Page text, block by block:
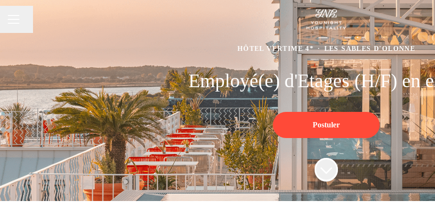
HÔTEL VERTIME 4* · LES SABLES D'OLONNE
Employé(e) d'Etages (H/F) en
Postuler